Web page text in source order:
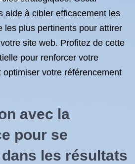
aide à cibler efficacement les
les plus pertinents pour attirer
site web. Profitez de cette
pour renforcer votre
optimiser votre référencement
avec la
pour se
les résultats